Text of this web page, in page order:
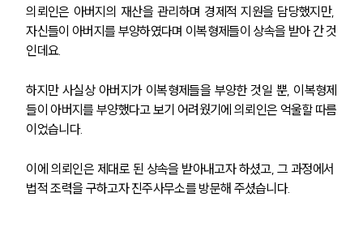
의뢰인은 아버지의 재산을 관리하며 경제적 지원을 담당했지만,
자신들이 아버지를 부양하였다며 이복형제들이 상속을 받아 간 것
인데요.
하지만 사실상 아버지가 이복형제들을 부양한 것일 뿐, 이복형제
들이 아버지를 부양했다고 보기 어려웠기에 의뢰인은 억울할 따름
이었습니다.
이에 의뢰인은 제대로 된 상속을 받아내고자 하셨고, 그 과정에서
법적 조력을 구하고자 진주사무소를 방문해 주셨습니다.